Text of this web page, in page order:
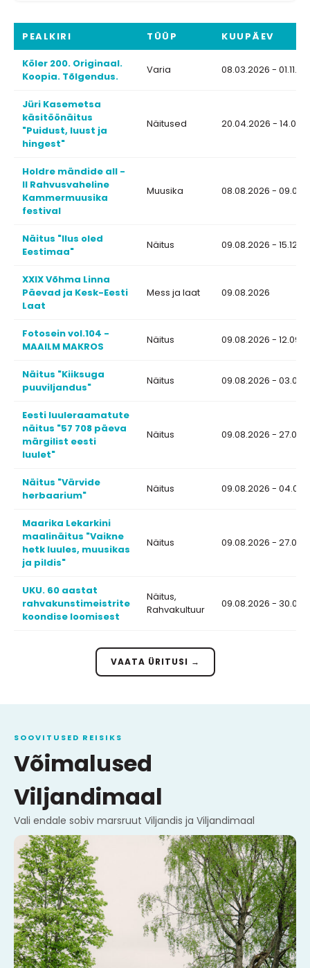
PEALKIRI TÜÜP KUUPÄEV
Köler 200. Originaal.
Koopia. Tõlgendus.
Varia 08.03.2026 -
Jüri Kasemetsa
käsitöönäitus
"Puidust, luust ja
hingest"
Näitused 20.04.2026 -
Holdre mändide all -
II Rahvusvaheline
Kammermuusika
festival
Muusika 08.08.2026 -
Näitus "Ilus oled
Eestimaa"
Näitus 09.08.2026 -
XXIX Võhma Linna
Päevad ja Kesk-Eesti
Laat
Mess ja laat 09.08.2026
Fotosein vol.104 -
MAAILM MAKROS
Näitus 09.08.2026 -
Näitus "Kiiksuga
puuviljandus"
Näitus 09.08.2026 -
Eesti luuleraamatute
näitus "57 708 päeva
märgilist eesti
luulet"
Näitus 09.08.2026 -
Näitus "Värvide
herbaarium"
Näitus 09.08.2026 -
Maarika Lekarkini
maalinäitus "Vaikne
hetk luules, muusikas
ja pildis"
Näitus 09.08.2026 -
UKU. 60 aastat
rahvakunstimeistrite
koondise loomisest
Näitus,
Rahvakultuur
09.08.2026 -
VAATA ÜRITUSI →
SOOVITUSED REISIKS
Võimalused
Viljandimaal
Vali endale sobiv marsruut Viljandis ja Viljandimaal